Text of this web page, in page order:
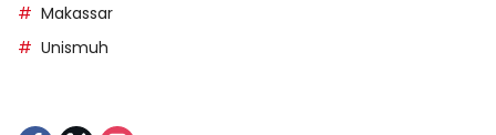
Makassar
Unismuh